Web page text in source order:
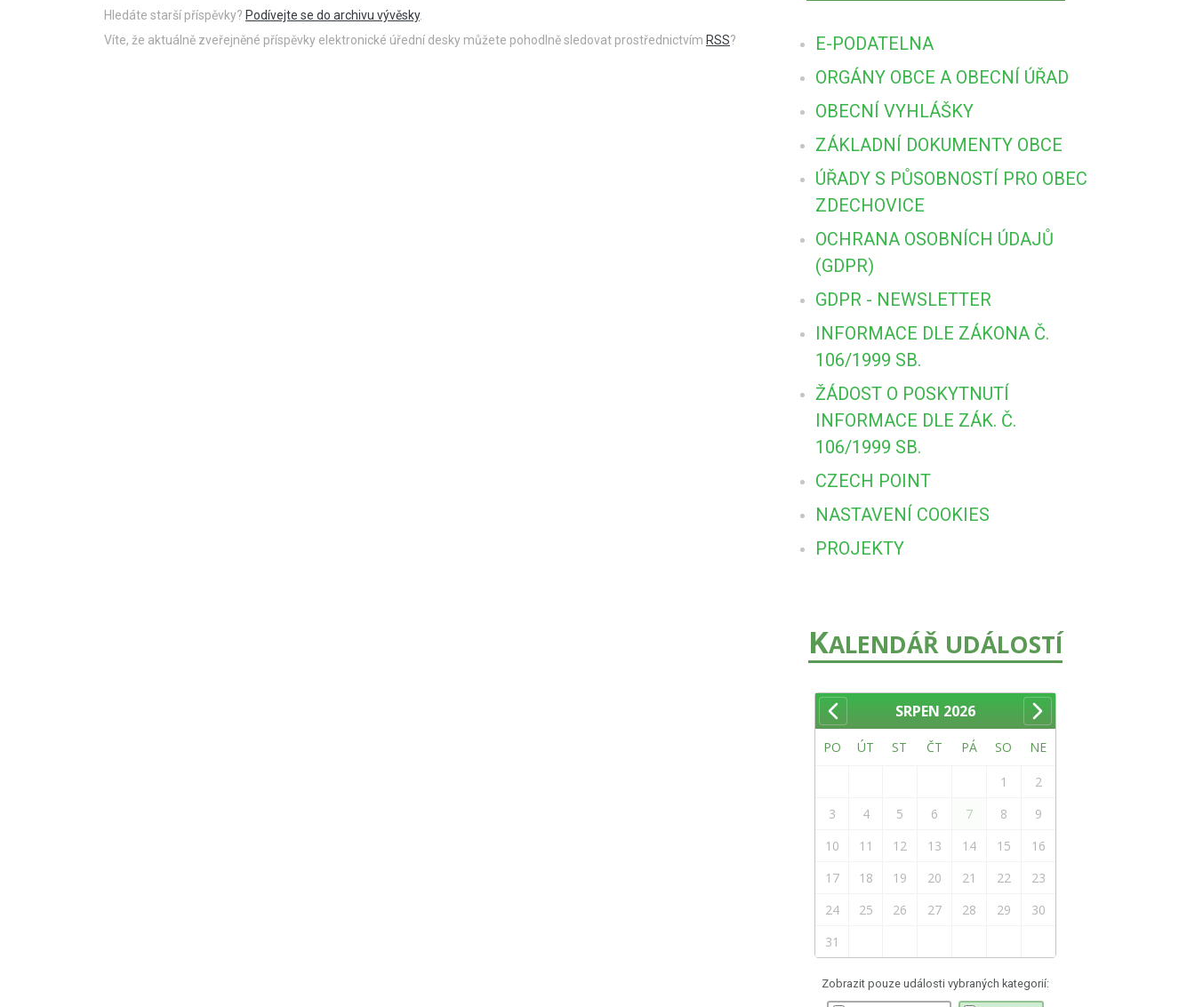
Hledáte starší příspěvky? Podívejte se do archivu vývěsky.
Víte, že aktuálně zveřejněné příspěvky elektronické úřední desky můžete pohodlně sledovat prostřednictvím RSS?
E-PODATELNA
ORGÁNY OBCE A OBECNÍ ÚŘAD
OBECNÍ VYHLÁŠKY
ZÁKLADNÍ DOKUMENTY OBCE
ÚŘADY S PŮSOBNOSTÍ PRO OBEC
ZDECHOVICE
OCHRANA OSOBNÍCH ÚDAJŮ
(GDPR)
GDPR - NEWSLETTER
INFORMACE DLE ZÁKONA Č.
106/1999 SB.
ŽÁDOST O POSKYTNUTÍ
INFORMACE DLE ZÁK. Č.
106/1999 SB.
CZECH POINT
NASTAVENÍ COOKIES
PROJEKTY
KALENDÁŘ UDÁLOSTÍ
SRPEN 2026
PO ÚT ST ČT PÁ SO NE
1
2
3
4 5 6 7 8
9
10
11 12 13 14 15
16
17
18 19 20 21 22
23
24
25 26 27 28 29
30
31
Zobrazit pouze události vybraných kategorií: